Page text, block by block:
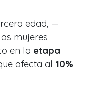
edad, —
mujeres
en la etapa
afecta al 10%